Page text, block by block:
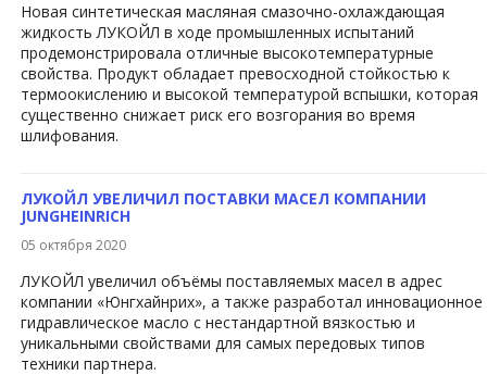
​Новая синтетическая масляная смазочно-охлаждающая
жидкость ЛУКОЙЛ в ходе промышленных испытаний
продемонстрировала отличные высокотемпературные
свойства. Продукт обладает превосходной стойкостью к
термоокислению и высокой температурой вспышки, которая
существенно снижает риск его возгорания во время
шлифования.
ЛУКОЙЛ УВЕЛИЧИЛ ПОСТАВКИ МАСЕЛ КОМПАНИИ
JUNGHEINRICH
05 октября 2020
​ЛУКОЙЛ увеличил объёмы поставляемых масел в адрес
компании «Юнгхайнрих», а также разработал инновационное
гидравлическое масло с нестандартной вязкостью и
уникальными свойствами для самых передовых типов
техники партнера.